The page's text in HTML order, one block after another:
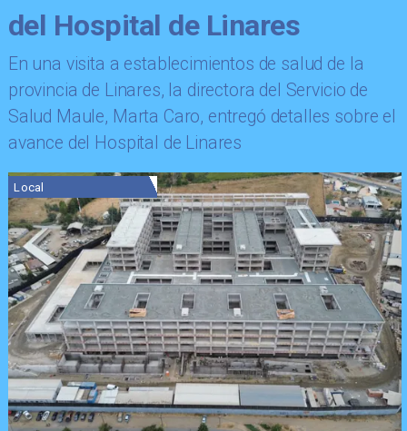
del Hospital de Linares
​En una visita a establecimientos de salud de la
provincia de Linares, la directora del Servicio de
Salud Maule, Marta Caro, entregó detalles sobre el
avance del Hospital de Linares
Local